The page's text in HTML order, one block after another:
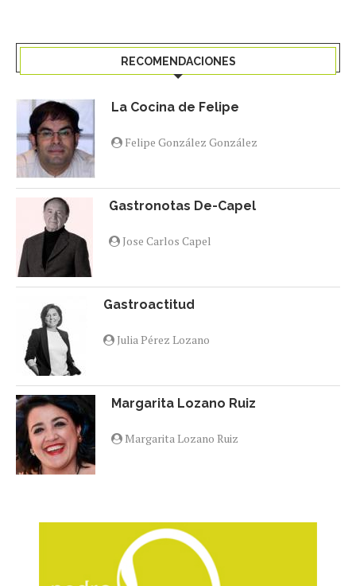
RECOMENDACIONES
La Cocina de Felipe
Felipe González González
Gastronotas De-Capel
Jose Carlos Capel
Gastroactitud
Julia Pérez Lozano
Margarita Lozano Ruiz
Margarita Lozano Ruiz